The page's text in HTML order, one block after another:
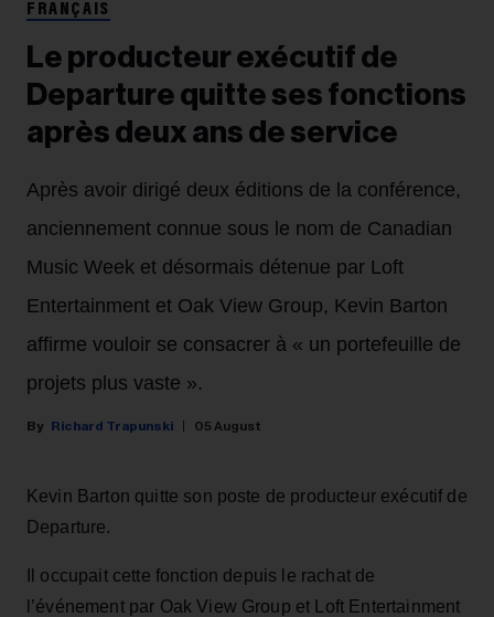
FRANÇAIS
Le producteur exécutif de
Departure quitte ses fonctions
après deux ans de service
Après avoir dirigé deux éditions de la conférence,
anciennement connue sous le nom de Canadian
Music Week et désormais détenue par Loft
Entertainment et Oak View Group, Kevin Barton
affirme vouloir se consacrer à « un portefeuille de
projets plus vaste ».
Richard Trapunski 05 August
Kevin Barton quitte son poste de producteur exécutif de
Departure.
Il occupait cette fonction depuis le rachat de
l’événement par Oak View Group et Loft Entertainment